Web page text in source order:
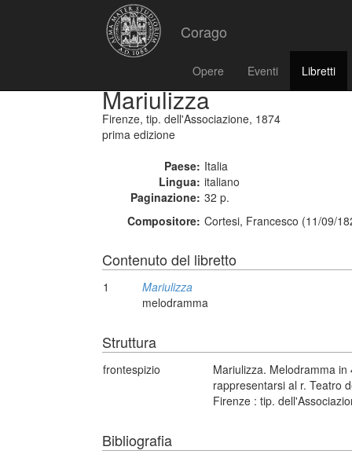
Corago
Opere Eventi Libretti
Mariulizza
Firenze, tip. dell'Associazione, 1874
prima edizione
Paese: Italia
Lingua: italiano
Paginazione: 32 p.
Compositore: Cortesi, Francesco (11/09/
Contenuto del libretto
1
Mariulizza
melodramma
Struttura
frontespizio
Mariulizza. Melodramma
rappresentarsi al r. Teatro
Firenze : tip.
Bibliografia